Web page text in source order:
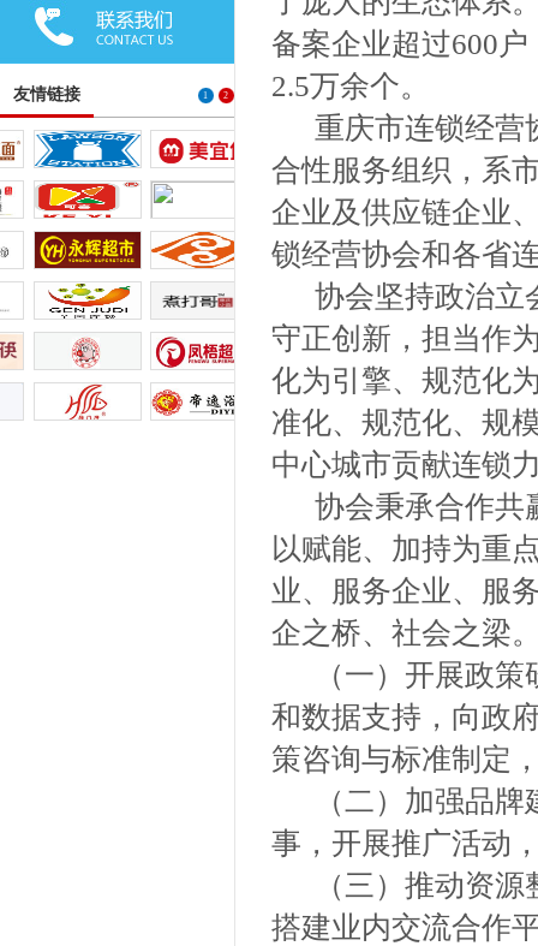
友情链接 1 2
备案企业超过600
2.5万余个。
重庆市连锁经营
合性服务组织，系
企业及供应链企业
锁经营协会和各省
协会坚持政治立
守正创新，担当作
化为引擎、规范化
准化、规范化、规
中心城市贡献连锁
协会秉承合作共
以赋能、加持为重
业、服务企业、服
企之桥、社会之梁
（一）开展政策
和数据支持，向政
策咨询与标准制定
（二）加强品牌
事，开展推广活动
（三）推动资源
搭建业内交流合作